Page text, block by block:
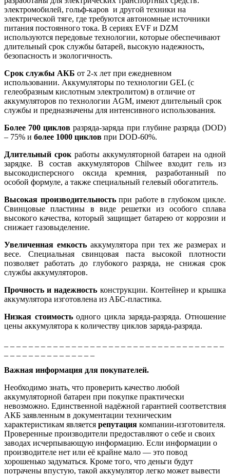
электромобилей, гольф-каров и другой техники на
электрической тяге, где требуются автономные источники
питания постоянного тока. В сериях EVF и DZM
используются передовые технологии, которые обеспечивают
длительный срок службы батарей, высокую надежность,
безопасность и экологичность.
Срок службы АКБ от 2-х лет при ежедневном
использовании. Аккумуляторы по технологии GEL (с
гелеобразным кислотным электролитом) в отличие от
аккумуляторов по технологии AGM, имеют длительный срок
службы и предназначены для интенсивного использования.
Более 700 циклов разряда-заряда при глубине разряда (DOD)
– 75% и более 1000 циклов при DOD-60%.
Длительный срокработы аккумуляторной батареи на одной
зарядке. В состав аккумуляторов Chilwee входит гель из
высокодисперсного оксида кремния, разработанный по
особой формуле, а также специальный гелевый обогатитель.
Высокая производительностьпри работе в глубоком цикле.
Свинцовые пластины в виде решетки из особого сплава
высокого качества, который защищает батарею от коррозии и
снижает газовыделение.
Увеличенная емкость аккумулятора при тех же размерах и
весе. Специальная свинцовая паста высокой плотности
позволяет работать до глубокого разряда, не снижая срок
службы аккумуляторов.
Прочность и надежность конструкции. Контейнер и крышка
аккумулятора изготовлена из АБС-пластика.
Низкая стоимостьодного цикла заряда-разряда. Отношение
цены аккумулятора к количеству циклов заряда-разряда.
Важная информация для покупателей.
Необходимо знать, что проверить качество любой
аккумуляторной батареи при покупке практически
невозможно. Единственной надёжной гарантией соответствия
АКБ заявленным в документации техническим
характеристикам является репутация компании-изготовителя.
Проверенные производители предоставляют о себе и своих
заводах исчерпывающую информацию. Если информации о
производителе нет или её крайне мало — это повод
хорошенько задуматься. Кроме того, что деньги будут
потрачены впустую, такой аккумулятор легко может вывести